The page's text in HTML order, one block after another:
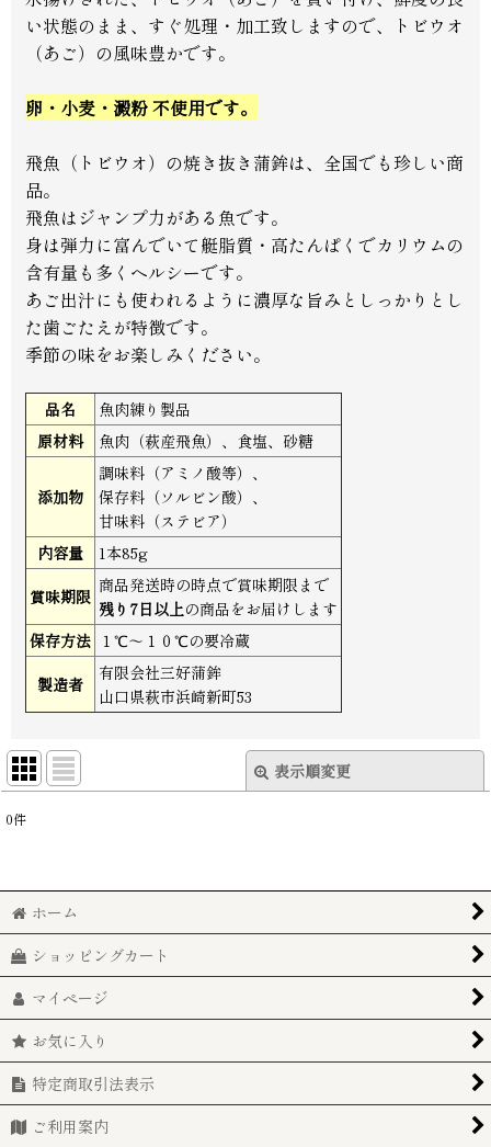
い状態のまま、すぐ処理・加工致しますので、トビウオ
（あご）の風味豊かです。
卵・小麦・澱粉 不使用です。
飛魚（トビウオ）の焼き抜き蒲鉾は、全国でも珍しい商
品。
飛魚はジャンプ力がある魚です。
身は弾力に富んでいて艇脂質・高たんぱくでカリウムの
含有量も多くヘルシーです。
あご出汁にも使われるように濃厚な旨みとしっかりとし
た歯ごたえが特徴です。
季節の味をお楽しみください。
品名
魚肉練り製品
原材料
魚肉（萩産飛魚）、食塩、砂糖
添加物
調味料（アミノ酸等）、
保存料（ソルビン酸）、
甘味料（ステビア）
内容量
1本85g
賞味期限
商品発送時の時点で賞味期限まで
残り7日以上の商品をお届けします
保存方法 １℃〜１０℃の要冷蔵
製造者
有限会社三好蒲鉾
山口県萩市浜崎新町53
表示順変更
並び順:
0件
ホーム
ショッピングカート
マイページ
お気に入り
特定商取引法表示
ご利用案内